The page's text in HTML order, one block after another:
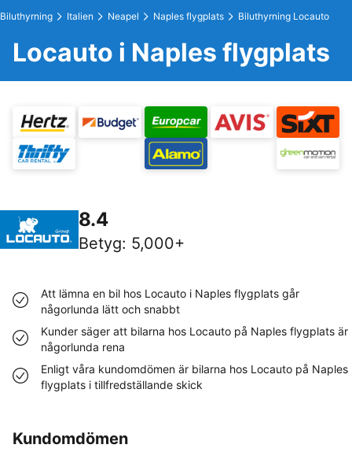
Biluthyrning Italien Neapel Naples flygplats Biluthyrning Locauto
Locauto i Naples flygplats
8.4
Betyg: 5,000+
Att lämna en bil hos Locauto i Naples flygplats går
någorlunda lätt och snabbt
Kunder säger att bilarna hos Locauto på Naples flygplats är
någorlunda rena
Enligt våra kundomdömen är bilarna hos Locauto på Naples
flygplats i tillfredställande skick
Kundomdömen